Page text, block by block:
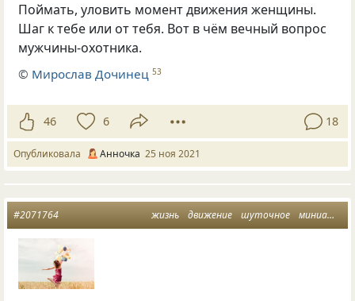
Поймать, уловить момент движения женщины.
Шаг к тебе или от тебя. Вот в чём вечный вопрос
мужчины-охотника.
© Мирослав Дочинец 53
46 6 18
Опубликовала Анночка 25 ноя 2021
жизнь движение шуточное миниатюра
#2071764